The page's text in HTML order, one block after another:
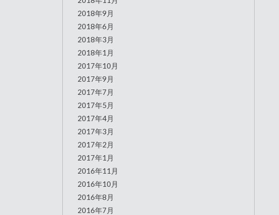
2018年9月
2018年6月
2018年3月
2018年1月
2017年10月
2017年9月
2017年7月
2017年5月
2017年4月
2017年3月
2017年2月
2017年1月
2016年11月
2016年10月
2016年8月
2016年7月